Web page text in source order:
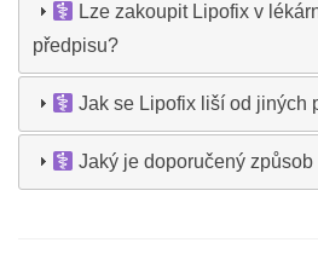
Lze zakoupit Lipofix v
předpisu?
Jak se Lipofix liší od jiných
Jaký je doporučený